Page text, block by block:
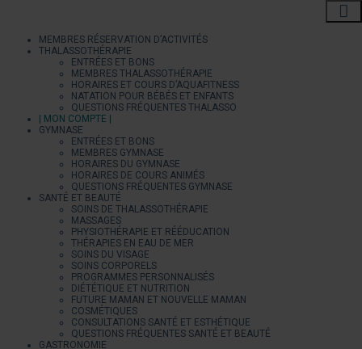
MEMBRES RÉSERVATION D’ACTIVITÉS
THALASSOTHÉRAPIE
ENTRÉES ET BONS
MEMBRES THALASSOTHÉRAPIE
HORAIRES ET COURS D’AQUAFITNESS
NATATION POUR BÉBÉS ET ENFANTS
QUESTIONS FRÉQUENTES THALASSO
| MON COMPTE |
GYMNASE
ENTRÉES ET BONS
MEMBRES GYMNASE
HORAIRES DU GYMNASE
HORAIRES DE COURS ANIMÉS
QUESTIONS FRÉQUENTES GYMNASE
SANTÉ ET BEAUTÉ
SOINS DE THALASSOTHÉRAPIE
MASSAGES
PHYSIOTHÉRAPIE ET RÉÉDUCATION
THÉRAPIES EN EAU DE MER
SOINS DU VISAGE
SOINS CORPORELS
PROGRAMMES PERSONNALISÉS
DIÉTÉTIQUE ET NUTRITION
FUTURE MAMAN ET NOUVELLE MAMAN
COSMÉTIQUES
CONSULTATIONS SANTÉ ET ESTHÉTIQUE
QUESTIONS FRÉQUENTES SANTÉ ET BEAUTÉ
GASTRONOMIE